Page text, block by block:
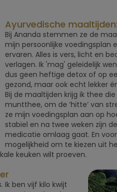
Ayurvedische
Bij Ananda stemmen ze de
mijn persoonlijke
ervaren. Alles is vers, licht en
verlagen. Ik 'mag' geleidelijk
dus geen heftige detox of op
gezond, maar ook echt lekker
Bij de maaltijden krijg ik thee
muntthee, om de ‘hitte’ van
ze mijn voedingsplan aan op
stabiel en na twee weken zijn
medicatie omlaag gaat. En
mogelijkheid om te kiezen uit
keuken wilt proeven.
ben vijf kilo kwijt